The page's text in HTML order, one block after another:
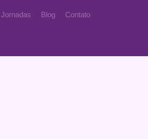
Jornadas Blog Contato